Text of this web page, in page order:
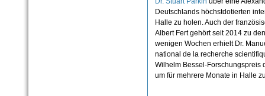
Deutschlands höchstdotierten
Halle zu holen. Auch der
Albert Fert gehört seit 2014 zu
wenigen Wochen erhielt Dr.
national de la recherche
Wilhelm Bessel-Forschungspreis
um für mehrere Monate in Halle